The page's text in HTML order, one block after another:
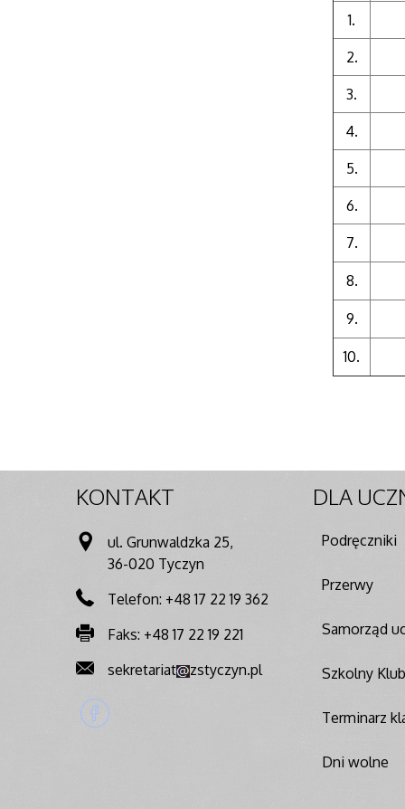
1.
2.
3.
4.
5.
6.
7.
8.
9.
10.
KONTAKT
ul. Grunwaldzka 25,
36-020 Tyczyn
Telefon: +48 17 22 19 362
Faks: +48 17 22 19 221
sekretariat
zstyczyn.pl
DLA
Podręczniki
Przerwy
Samorząd
Szkolny
Terminarz
Dni wolne